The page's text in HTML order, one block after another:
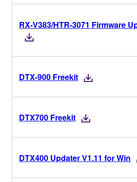
RX-V383/HTR-3071 Firmware
DTX-900 Freekit
DTX700 Freekit
DTX400 Updater V1.11 for Win